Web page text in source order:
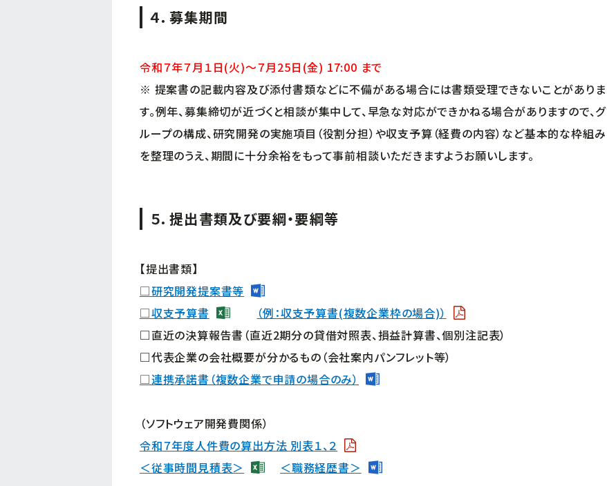
４．募集期間
令和７年７月１日(火)～７月25日(金) 17:00 まで
※ 提案書の記載内容及び添付書類などに不備がある場合には書類受理できないことがありま
す。例年、募集締切が近づくと相談が集中して、早急な対応ができかねる場合がありますので、グ
ループの構成、研究開発の実施項目（役割分担）や収支予算（経費の内容）など基本的な枠組み
を整理のうえ、期間に十分余裕をもって事前相談いただきますようお願いします。
５．提出書類及び要綱・要綱等
【提出書類】
□研究開発提案書等
□収支予算書
（例：収支予算書(複数企業枠の場合)）
□直近の決算報告書（直近2期分の貸借対照表、損益計算書、個別注記表）
□代表企業の会社概要が分かるもの（会社案内パンフレット等）
□連携承諾書（複数企業で申請の場合のみ）
（ソフトウェア開発費関係）
令和７年度人件費の算出方法 別表１、２
＜従事時間見積表＞
＜職務経歴書＞